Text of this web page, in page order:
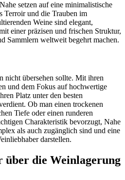
setzen auf eine minimalistische
Terroir und die Trauben im
Weine sind elegant,
einer präzisen und frischen Struktur,
Sammlern weltweit begehrt machen.
nicht übersehen sollte. Mit ihren
und dem Fokus auf hochwertige
Platz unter den besten
Ob man einen trockenen
Tiefe oder einen runderen
Charakteristik bevorzugt, Nahe
als auch zugänglich sind und eine
darstellen.
über die Weinlagerung